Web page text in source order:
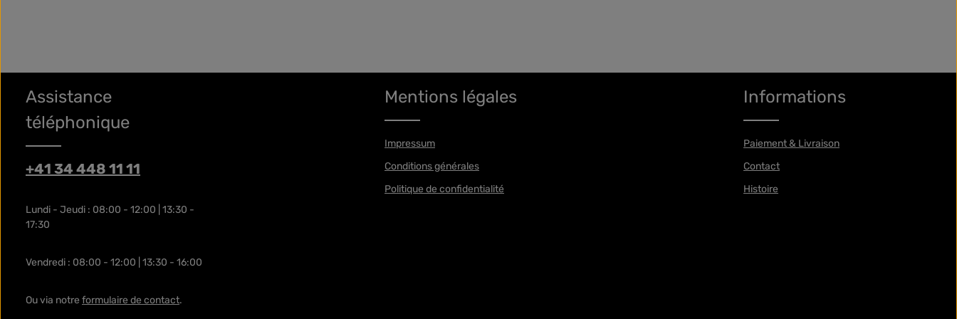
Assistance
téléphonique
+41 34 448 11 11
Lundi - Jeudi : 08:00 - 12:00 | 13:30 -
17:30
Vendredi : 08:00 - 12:00 | 13:30 - 16:00
Ou via notre formulaire de contact.
Mentions légales
Impressum
Conditions générales
Politique de confidentialité
Informations
Paiement & Livraison
Contact
Histoire